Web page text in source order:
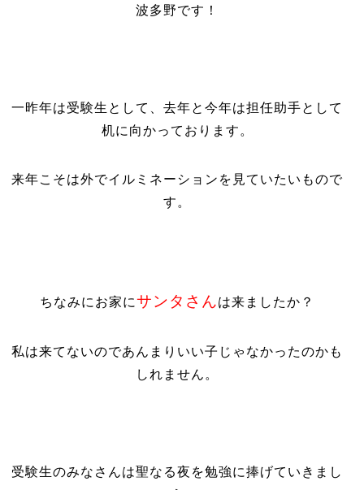
波多野です！
一昨年は受験生として、去年と今年は担任助手として
机に向かっております。
来年こそは外でイルミネーションを見ていたいもので
す。
ちなみにお家にサンタさんは来ましたか？
私は来てないのであんまりいい子じゃなかったのかも
しれません。
受験生のみなさんは聖なる夜を勉強に捧げていきまし